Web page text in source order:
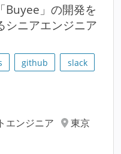
Buyee」の開発を
シニアエンジニア
github
slack
エンジニア
東京